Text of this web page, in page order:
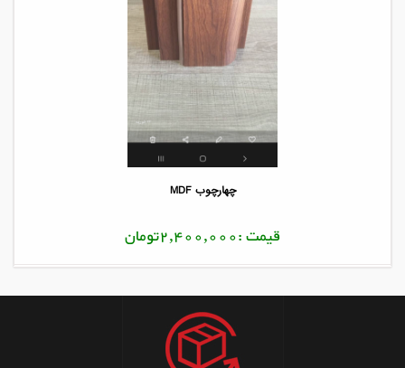
چهارچوب MDF
قیمت :2,400,000تومان